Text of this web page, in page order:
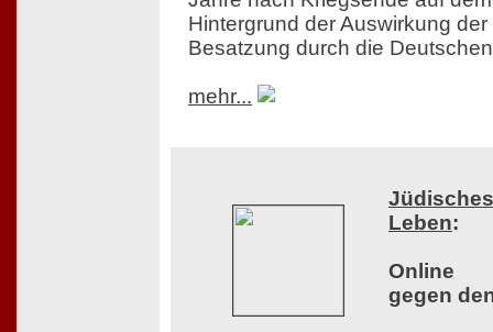
Hintergrund der Auswirkung der
Besatzung durch die
mehr...
Jüdisches
Leben:
Online
gegen